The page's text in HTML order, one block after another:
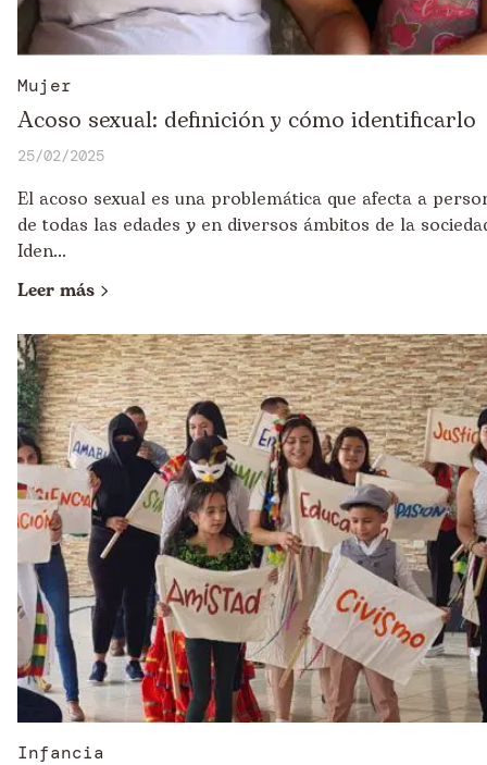
Mujer
Acoso sexual: definición y cómo identificarlo
25/02/2025
El acoso sexual es una problemática que afecta a
de todas las edades y en diversos ámbitos de la
Iden...
Leer más
Infancia